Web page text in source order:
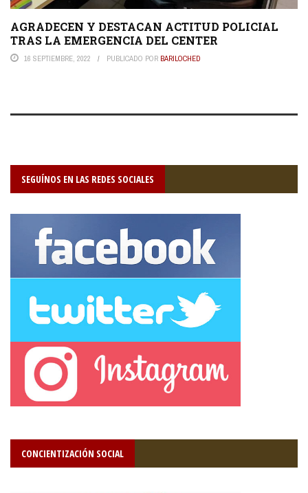
AGRADECEN Y DESTACAN ACTITUD POLICIAL
TRAS LA EMERGENCIA DEL CENTER
16 SEPTIEMBRE, 2022 PUBLICADO POR BARILOCHED
SEGUÍNOS EN LAS REDES SOCIALES
CONCIENTIZACIÓN SOCIAL